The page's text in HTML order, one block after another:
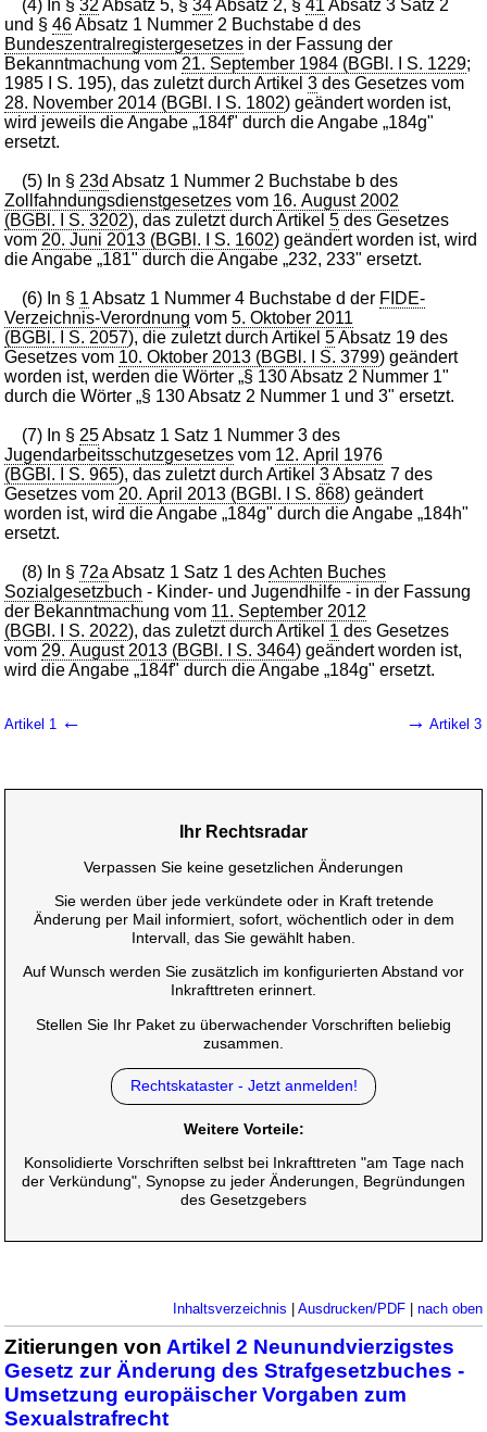
(4) In §32 Absatz 5, §34Absatz 2, §41 Absatz 3 Satz 2
und §46Absatz 1 Nummer 2 Buchstabe d des
Bundeszentralregistergesetzes in der Fassung der
Bekanntmachung vom 21. September 1984 (BGBl. I S. 1229;
1985 I S. 195), das zuletzt durch Artikel3 des Gesetzes vom
28. November 2014 (BGBl. I S. 1802) geändert worden ist,
wird jeweils die Angabe „184f" durch die Angabe „184g"
ersetzt.
(5) In § 23d Absatz 1 Nummer 2 Buchstabe b des
Zollfahndungsdienstgesetzes vom 16. August 2002
(BGBl. I S. 3202), das zuletzt durch Artikel5 des Gesetzes
vom 20. Juni 2013 (BGBl. I S. 1602) geändert worden ist, wird
die Angabe „181" durch die Angabe „232, 233" ersetzt.
(6) In § 1 Absatz 1 Nummer 4 Buchstabe d der FIDE-
Verzeichnis-Verordnung vom5. Oktober 2011
(BGBl. I S. 2057), die zuletzt durch Artikel5Absatz 19 des
Gesetzes vom 10. Oktober 2013 (BGBl. I S. 3799) geändert
worden ist, werden die Wörter „§ 130 Absatz 2 Nummer 1"
durch die Wörter „§ 130 Absatz 2 Nummer 1 und 3" ersetzt.
(7) In § 25Absatz 1 Satz 1 Nummer 3 des
Jugendarbeitsschutzgesetzes vom 12. April 1976
(BGBl. I S. 965), das zuletzt durch Artikel3Absatz 7 des
Gesetzes vom 20. April 2013 (BGBl. I S. 868) geändert
worden ist, wird die Angabe „184g" durch die Angabe „184h"
ersetzt.
(8) In §72a Absatz 1 Satz 1 desAchten Buches
Sozialgesetzbuch - Kinder- und Jugendhilfe - in der Fassung
der Bekanntmachung vom 11. September 2012
(BGBl. I S. 2022), das zuletzt durch Artikel 1 des Gesetzes
vom 29. August 2013 (BGBl. I S. 3464) geändert worden ist,
wird die Angabe „184f" durch die Angabe „184g" ersetzt.
Artikel 1 ← → Artikel 3
Ihr Rechtsradar
Verpassen Sie keine gesetzlichen Änderungen
Sie werden über jede verkündete oder in Kraft tretende
Änderung per Mail informiert, sofort, wöchentlich oder in dem
Intervall, das Sie gewählt haben.
Auf Wunsch werden Sie zusätzlich im konfigurierten Abstand vor
Inkrafttreten erinnert.
Stellen Sie Ihr Paket zu überwachender Vorschriften beliebig
zusammen.
Rechtskataster - Jetzt anmelden!
Weitere Vorteile:
Konsolidierte Vorschriften selbst bei Inkrafttreten "am Tage nach
der Verkündung", Synopse zu jeder Änderungen, Begründungen
des Gesetzgebers
Inhaltsverzeichnis Ausdrucken/PDF| nach oben
Zitierungen von Artikel 2 Neunundvierzigstes
Gesetz zur Änderung des Strafgesetzbuches -
Umsetzung europäischer Vorgaben zum
Sexualstrafrecht